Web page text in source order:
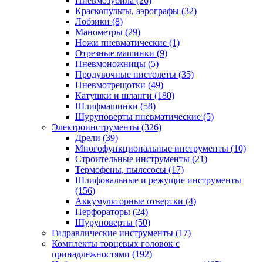
Краскопульты, аэрографы (32)
Лобзики (8)
Манометры (29)
Ножи пневматические (1)
Отрезные машинки (9)
Пневмоножницы (5)
Продувочные пистолеты (35)
Пневмотрещотки (49)
Катушки и шланги (180)
Шлифмашинки (58)
Шуруповерты пневматические (5)
Электроинструменты (326)
Дрели (39)
Многофункциональные инструменты (10)
Строительные инструменты (21)
Термофены, пылесосы (17)
Шлифовальные и режущие инструменты
(156)
Аккумуляторные отвертки (4)
Перфораторы (24)
Шуруповерты (50)
Гидравлические инструменты (17)
Комплекты торцевых головок с
принадлежностями (192)